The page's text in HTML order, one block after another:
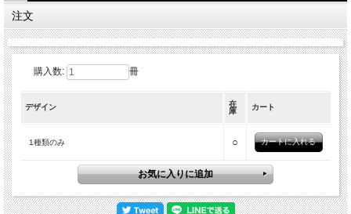
エッセイ 加藤三明「私と長沼」
白石大輝「長沼事件の法史学的考察」
都倉武之「小川武平は何を読んだか―『学問のすゝめ』と長沼事件」
長沼関連年表
資料翻刻
注文
購入数: 冊
デザイン
在
庫
カート
1種類のみ ○